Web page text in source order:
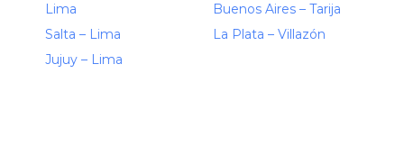
Lima
Salta – Lima
Jujuy – Lima
Buenos Aires – Tarija
La Plata – Villazón